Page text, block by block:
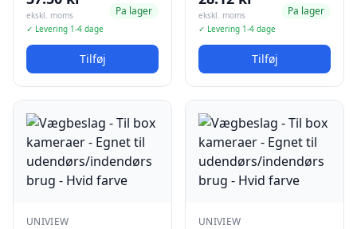
ekskl. moms
✓ Levering 1-4 dage
Pa lager
Tilføj
ekskl. moms
✓ Levering 1-4 dage
Pa lager
Tilføj
UNIVIEW UNIVIEW